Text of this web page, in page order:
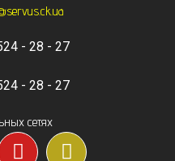
- 28 - 27
- 28 - 27
сетях